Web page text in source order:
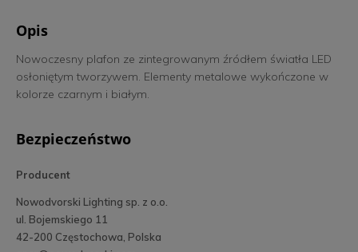
Opis
Nowoczesny plafon ze zintegrowanym źródłem światła LED
osłoniętym tworzywem. Elementy metalowe wykończone w
kolorze czarnym i białym.
Bezpieczeństwo
Producent
Nowodvorski Lighting sp. z o.o.
ul. Bojemskiego 11
42-200 Częstochowa, Polska